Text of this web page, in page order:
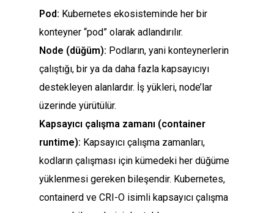
Pod: Kubernetes ekosisteminde her bir
konteyner “pod” olarak adlandırılır.
Node (düğüm): Podların, yani konteynerlerin
çalıştığı, bir ya da daha fazla kapsayıcıyı
destekleyen alanlardır. İş yükleri, node’lar
üzerinde yürütülür.
Kapsayıcı çalışma zamanı (container
runtime): Kapsayıcı çalışma zamanları,
kodların çalışması için kümedeki her düğüme
yüklenmesi gereken bileşendir. Kubernetes,
containerd ve CRI-O isimli kapsayıcı çalışma